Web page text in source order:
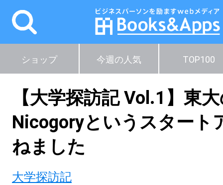
ショップ 今週の人気 TOP100
【大学探訪記 Vol.1】東
Nicogoryというスタート
ねました
大学探訪記